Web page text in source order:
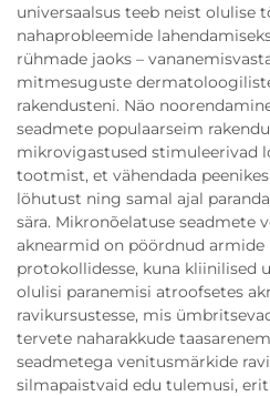
universaalsus teeb neist
nahaprobleemide
rühmade jaoks –
mitmesuguste
rakendusteni. Näo
seadmete populaarseim
mikrovigastused stimuleerivad
tootmist, et vähendada
löhutust ning samal ajal
sära. Mikronõelatuse seadmete
aknearmid on pöördnud armide
protokollidesse, kuna kliinilised
olulisi paranemisi atroofsetes
ravikursustesse, mis
tervete naharakkude
seadmetega venitusmärkide
silmapaistvaid edu tulemusi,